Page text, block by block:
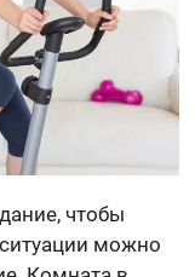
чтобы
можно